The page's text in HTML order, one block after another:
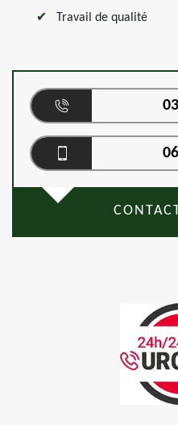
Travail de qualité